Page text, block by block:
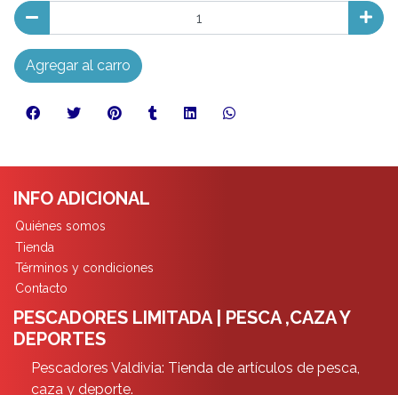
Agregar al carro
INFO ADICIONAL
Quiénes somos
Tienda
Términos y condiciones
Contacto
PESCADORES LIMITADA | PESCA ,CAZA Y
DEPORTES
Pescadores Valdivia: Tienda de artículos de pesca,
caza y deporte.